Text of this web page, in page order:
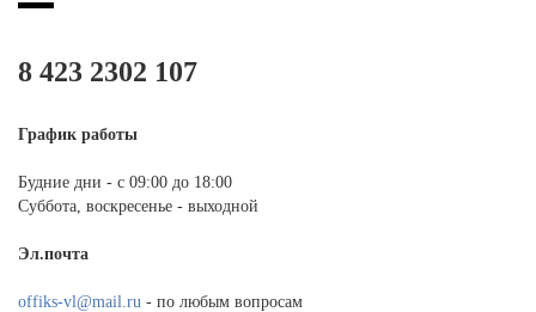
8 423 2302 107
График работы
Будние дни - с 09:00 до 18:00
Суббота, воскресенье - выходной
Эл.почта
offiks-vl@mail.ru - по любым вопросам